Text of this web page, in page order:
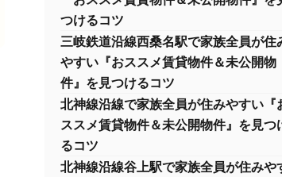
つけるコツ
三岐鉄道沿線西桑名駅で家族全員が住
やすい『おススメ賃貸物件＆未公開物
件』を見つけるコツ
北神線沿線で家族全員が住みやすい『
ススメ賃貸物件＆未公開物件』を見つ
るコツ
北神線沿線谷上駅で家族全員が住みや